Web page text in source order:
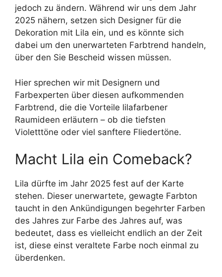
jedoch zu ändern. Während wir uns dem Jahr
2025 nähern, setzen sich Designer für die
Dekoration mit Lila ein, und es könnte sich
dabei um den unerwarteten Farbtrend handeln,
über den Sie Bescheid wissen müssen.
Hier sprechen wir mit Designern und
Farbexperten über diesen aufkommenden
Farbtrend, die die Vorteile lilafarbener
Raumideen erläutern – ob die tiefsten
Violetttöne oder viel sanftere Fliedertöne.
Macht Lila ein Comeback?
Lila dürfte im Jahr 2025 fest auf der Karte
stehen. Dieser unerwartete, gewagte Farbton
taucht in den Ankündigungen begehrter Farben
des Jahres zur Farbe des Jahres auf, was
bedeutet, dass es vielleicht endlich an der Zeit
ist, diese einst veraltete Farbe noch einmal zu
überdenken.